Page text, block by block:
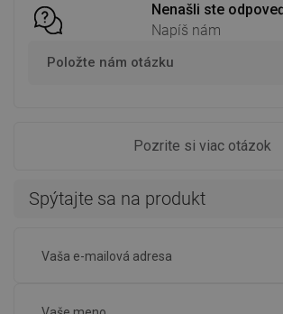
Nenašli ste
Napíš nám
Položte nám otázku
Pozrite si viac otázok
Spýtajte sa na produkt